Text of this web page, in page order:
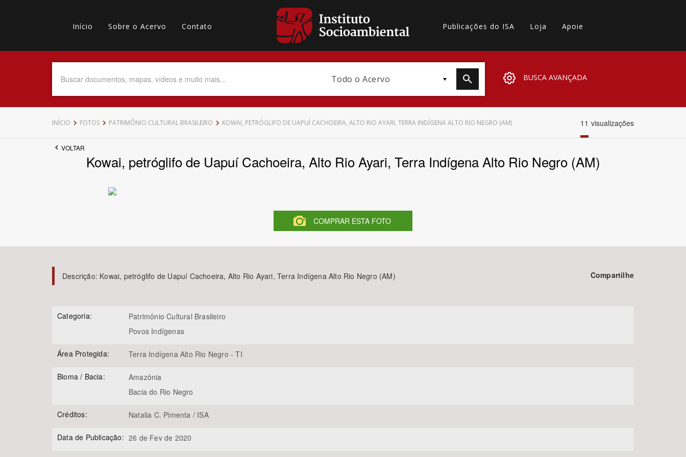
Main
navigation
Início Sobre o Acervo Contato
secundário
Publicações do ISA Loja Apoie
Todo o Acervo BUSCA AVANÇADA
Data do Documento Até
Bioma / Bacia
Subtema
Área de Levantamento Área Protegida
INÍCIO FOTOS PATRIMÔNIO CULTURAL BRASILEIRO KOWAI, PETRÓGLIFO DE UAPUÍ CACHOEIRA, ALTO RIO AYARI, TERRA INDÍGENA ALTO RIO NEGRO (AM) 11 visualizações
VOLTAR
Kowai, petróglifo de Uapuí Cachoeira, Alto Rio Ayari, Terra Indígena Alto Rio Negro (AM)
COMPRAR ESTA FOTO
Descrição: Kowai, petróglifo de Uapuí Cachoeira, Alto Rio Ayari, Terra Indígena Alto Rio Negro (AM) Compartilhe
Categoria:
Patrimônio Cultural Brasileiro
Povos Indígenas
Área Protegida: Terra Indígena Alto Rio Negro - TI
Bioma / Bacia:
Amazônia
Bacia do Rio Negro
Créditos: Natalia C. Pimenta / ISA
Data de Publicação: 26 de Fev de 2020